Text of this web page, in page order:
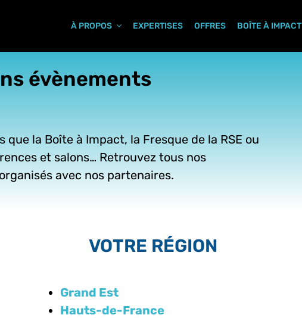
À PROPOS EXPERTISES OFFRES BOÎTE À IMPACT
évènements
la Boîte à Impact, la Fresque de la RSE ou
et salons… Retrouvez tous nos
avec nos partenaires.
VOTRE RÉGION
Grand Est
Hauts-de-France